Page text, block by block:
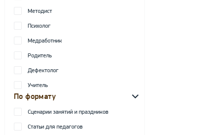
Методист
Психолог
Медработник
Родитель
Дефектолог
Учитель
По формату
Сценарии занятий и праздников
Статьи для педагогов